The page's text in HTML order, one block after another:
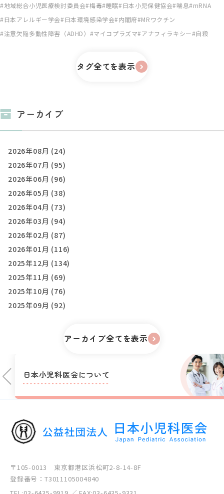
地域総合小児医療検討委員会 梅毒 睡眠 日本小児保健協会 喘息 mRNA
日本アレルギー学会 日本環境感染学会 内閣府 MRワクチン
注意欠陥多動性障害（ADHD）
マイコプラズマ アナフィラキシー 自殺
タグ全てを表示
アーカイブ
2026年08月 (24)
2026年07月 (95)
2026年06月 (96)
2026年05月 (38)
2026年04月 (73)
2026年03月 (94)
2026年02月 (87)
2026年01月 (116)
2025年12月 (134)
2025年11月 (69)
2025年10月 (76)
2025年09月 (92)
アーカイブ全てを表示
日本小児科医会について
〒105-0013 東京都港区浜松町2-8-14-8F
登録番号：T3011105004840